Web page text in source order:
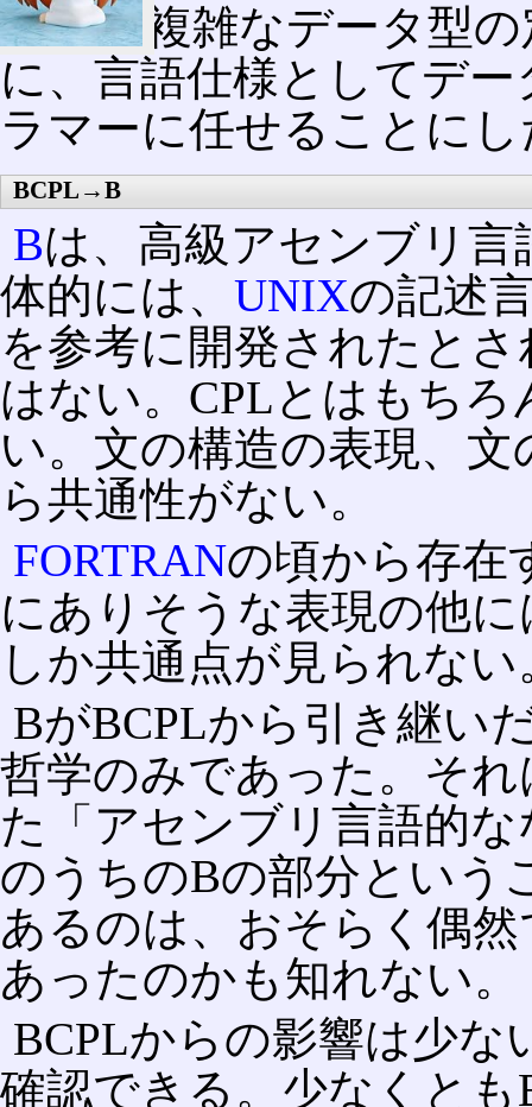
CPLは複雑なデータ型
に、言語仕様としてデ
ラマーに任せることにし
BCPL→B
Bは、高級アセンブリ
体的には、 UNIXの記述
を参考に開発されたと
はない。CPLとはもち
い。文の構造の表現、
ら共通性がない。
FORTRANの頃から存在
にありそうな表現の他
しか共通点が見られない
BがBCPLから引き継い
哲学のみであった。そ
た「アセンブリ言語的
のうちのBの部分という
あるのは、おそらく偶
あったのかも知れない。
BCPLからの影響は少
確認できる。少なくと